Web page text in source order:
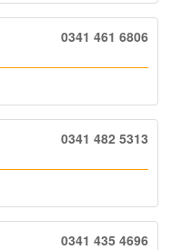
0341 461 6806
0341 482 5313
0341 435 4696